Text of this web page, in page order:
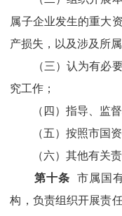
属子企业发生的重大
产损失，以及涉及 所属
（三）认为有必
究工作；
（四）指导、监
（五）按照市国
（六）其他有关
第十条
市属国
构，负责组织开展责